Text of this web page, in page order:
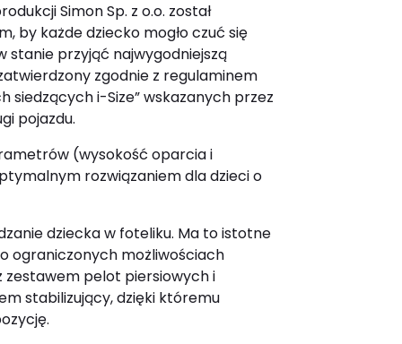
Simon Sp. z o.o. został
by każde dziecko mogło czuć się
stanie przyjąć najwygodniejszą
zgodnie z regulaminem
siedzących i-Size” wskazanych przez
pojazdu.
(wysokość oparcia i
rozwiązaniem dla dzieci o
dziecka w foteliku. Ma to istotne
ograniczonych możliwościach
zestawem pelot piersiowych i
stabilizujący, dzięki któremu